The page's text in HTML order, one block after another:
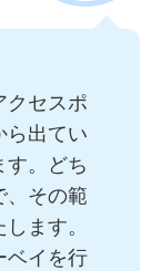
クセスポ
ら出てい
す。どち
、その範
ます。
ベイを行